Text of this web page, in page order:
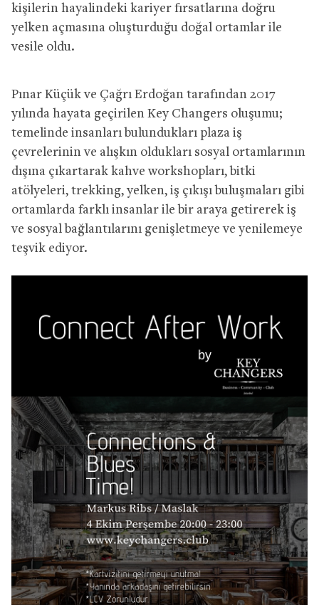
kişilerin hayalindeki kariyer fırsatlarına doğru
yelken açmasına oluşturduğu doğal ortamlar ile
vesile oldu.
Pınar Küçük ve Çağrı Erdoğan tarafından 2017
yılında hayata geçirilen Key Changers oluşumu;
temelinde insanları bulundukları plaza iş
çevrelerinin ve alışkın oldukları sosyal ortamlarının
dışına çıkartarak kahve workshopları, bitki
atölyeleri, trekking, yelken, iş çıkışı buluşmaları gibi
ortamlarda farklı insanlar ile bir araya getirerek iş
ve sosyal bağlantılarını genişletmeye ve yenilemeye
teşvik ediyor.